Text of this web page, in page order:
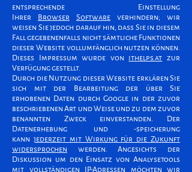
entsprechende Einstellung
Ihrer
Browser Software verhindern; wir
weisen Sie jedoch darauf hin, dass Sie in diesem
Fall gegebenenfalls nicht sämtliche Funktionen
dieser Website vollumfänglich nutzen können.
Dieses Impressum wurde von ithelps.at zur
Verfügung gestellt.
Durch die Nutzung dieser Website erklären Sie
sich mit der Bearbeitung der über Sie
erhobenen Daten durch Google in der zuvor
beschriebenen Art und Weise und zu dem zuvor
benannten Zweck einverstanden. Der
Datenerhebung und -speicherung
kann jederzeit mit Wirkung für die Zukunft
widersprochen werden. Angesichts der
Diskussion um den Einsatz von Analysetools
mit vollständigen IP-Adressen möchten wir